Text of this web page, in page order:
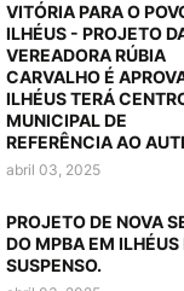
VITÓRIA PARA O
ILHÉUS - PROJETO
VEREADORA RÚBIA
CARVALHO É
ILHÉUS TERÁ
MUNICIPAL DE
REFERÊNCIA AO
abril 03, 2025
PROJETO DE NOVA
DO MPBA EM ILHÉUS
SUSPENSO.